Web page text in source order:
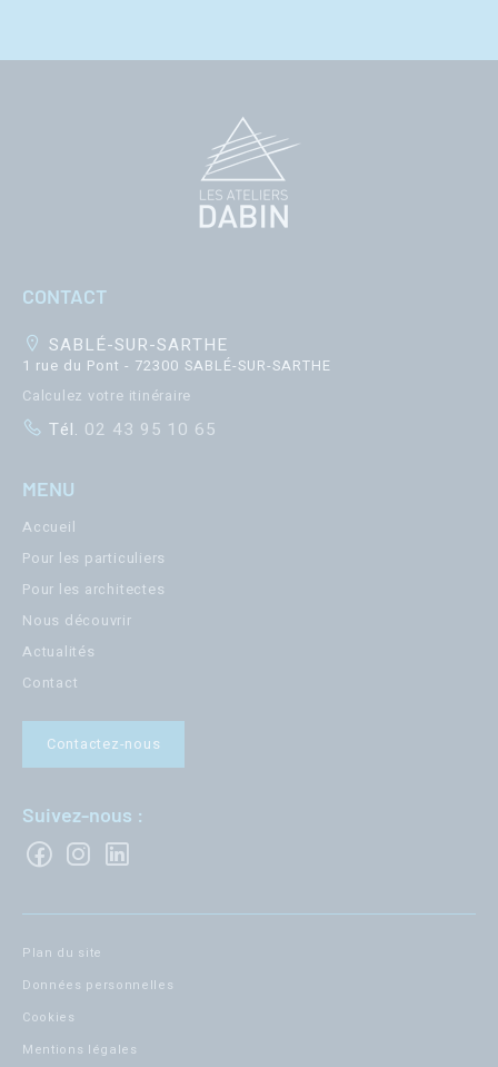
CONTACT
SABLÉ-SUR-SARTHE
1 rue du Pont - 72300 SABLÉ-SUR-SARTHE
Calculez votre itinéraire
Tél. 02 43 95 10 65
MENU
Accueil
Pour les particuliers
Pour les architectes
Nous découvrir
Actualités
Contact
Contactez-nous
Suivez-nous :
Plan du site
Données personnelles
Cookies
Mentions légales